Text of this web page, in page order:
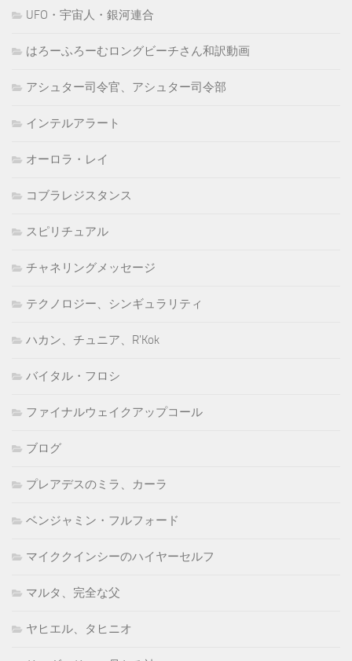
UFO・宇宙人・銀河連合
はろーふろーむロングビーチさん和訳動画
アシュター司令官、アシュター司令部
インテルアラート
オーロラ・レイ
コブラレジスタンス
スピリチュアル
チャネリングメッセージ
テクノロジー、シンギュラリティ
ハカン、チュニア、R'Kok
バイタル・フロシ
ファイナルウェイクアップコール
ブログ
プレアデスのミラ、カーラ
ベンジャミン・フルフォード
マイククインシーのハイヤーセルフ
マルタ、完全な父
ヤヒエル、タヒニオ